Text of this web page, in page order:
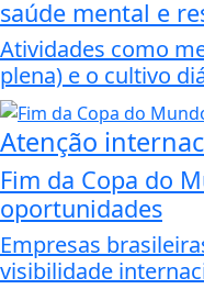
saúde mental e
Atividades como
plena) e o cultivo
Atenção
Fim da Copa do
oportunidades
Empresas
visibilidade